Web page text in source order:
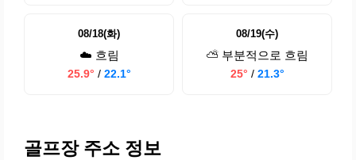
08/18(화)
☁️ 흐림
25.9° / 22.1°
08/19(수)
⛅ 부분적으로 흐림
25° / 21.3°
골프장 주소 정보